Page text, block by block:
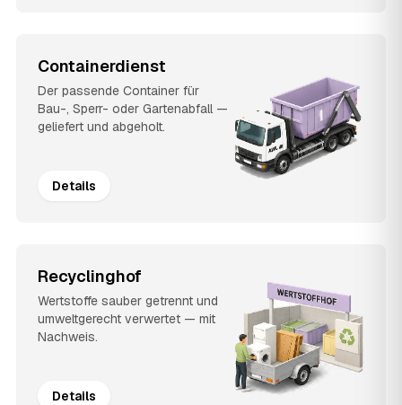
Containerdienst
Der passende Container für
Bau-, Sperr- oder Gartenabfall —
geliefert und abgeholt.
Details
Recyclinghof
Wertstoffe sauber getrennt und
umweltgerecht verwertet — mit
Nachweis.
Details